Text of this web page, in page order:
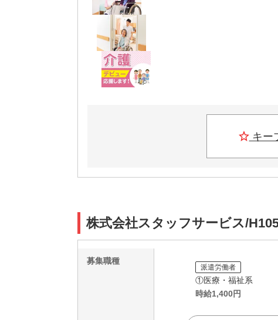
キー
株式会社スタッフサービス/
募集職種
派遣労働者
①医療・福祉系
時給1,400円